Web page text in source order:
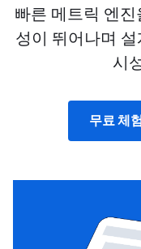
빠른 메트릭 엔
성이 뛰어나며
시
무료 체